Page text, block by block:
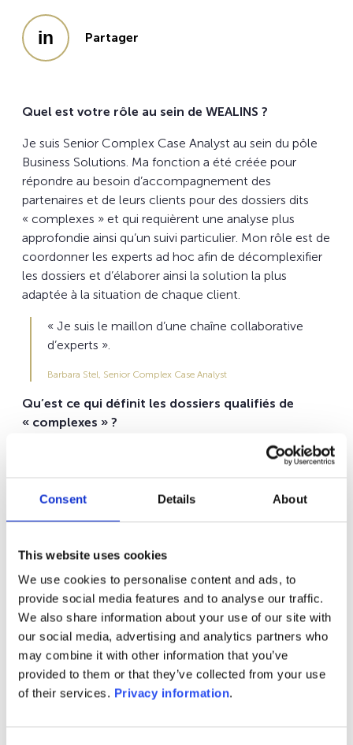
Consent Details About
This website uses cookies
We use cookies to personalise content and ads, to
provide social media features and to analyse our traffic.
We also share information about your use of our site with
our social media, advertising and analytics partners who
may combine it with other information that you’ve
provided to them or that they’ve collected from your use
of their services. Privacy information.
Partager
Quel est votre rôle au sein de WEALINS ?
Je suis Senior Complex Case Analyst au sein du pôle
Business Solutions . Ma fonction a été créée pour
répondre au besoin d’accompagnement des
partenaires et de leurs clients pour des dossiers dits
« complexes » et qui requièrent une analyse plus
approfondie ainsi qu’un suivi particulier. Mon rôle est de
coordonner les experts ad hoc afin de décomplexifier
les dossiers et d’élaborer ainsi la solution la plus
adaptée à la situation de chaque client.
« Je suis le maillon d’une chaîne collaborative
d’experts ».
Barbara Stel, Senior Complex Case Analyst
Qu’est ce qui définit les dossiers qualifiés de
« complexes » ?
Pour une personne physique, la complexité va
du souscripteur et/ou de la tête assurée : par exemple
Européenne. Pour une personne morale, la complexité
l’entreprise, par exemple une société dont la structure
est composée de plusieurs strates avec des
bénéficiaires effectifs résidant en dehors de nos
marchés de distribution.
Comment les experts WEALINS œuvrent-ils à
trouver une solution pour le partenaire et son